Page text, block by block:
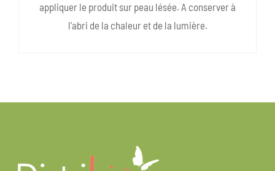
appliquer le produit sur peau lésée. A conserver à
l'abri de la chaleur et de la lumière.